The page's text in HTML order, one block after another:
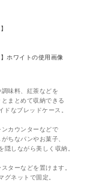
調味料、紅茶などを
とまとめて収納できる
ドなブレッドケース。
ンカウンターなどで
ちなパンやお菓子、
隠しながら美しく収納。
ターなどを置けます。
グネットで固定。